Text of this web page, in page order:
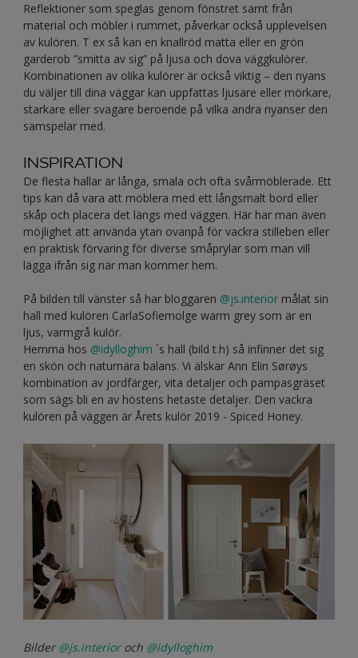
Reflektioner som speglas genom fönstret samt från
material och möbler i rummet, påverkar också upplevelsen
av kulören. T ex så kan en knallröd matta eller en grön
garderob ”smitta av sig” på ljusa och dova väggkulörer.
Kombinationen av olika kulörer är också viktig – den nyans
du väljer till dina väggar kan uppfattas ljusare eller mörkare,
starkare eller svagare beroende på vilka andra nyanser den
samspelar med.
INSPIRATION
De flesta hallar är långa, smala och ofta svårmöblerade. Ett
tips kan då vara att möblera med ett långsmalt bord eller
skåp och placera det längs med väggen. Här har man även
möjlighet att använda ytan ovanpå för vackra stilleben eller
en praktisk förvaring för diverse småprylar som man vill
lägga ifrån sig när man kommer hem.
På bilden till vänster så har bloggaren @js.interior målat sin
hall med kulören CarlaSofiemolge warm grey som är en
ljus, varmgrå kulör.
Hemma hos @idylloghim ´s hall (bild t.h) så infinner det sig
en skön och naturnära balans. Vi älskar Ann Elin Sørøys
kombination av jordfärger, vita detaljer och pampasgräset
som sägs bli en av höstens hetaste detaljer. Den vackra
kulören på väggen är Årets kulör 2019 - Spiced Honey.
Bilder @js.interioroch @idylloghim